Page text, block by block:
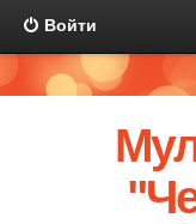
Войти